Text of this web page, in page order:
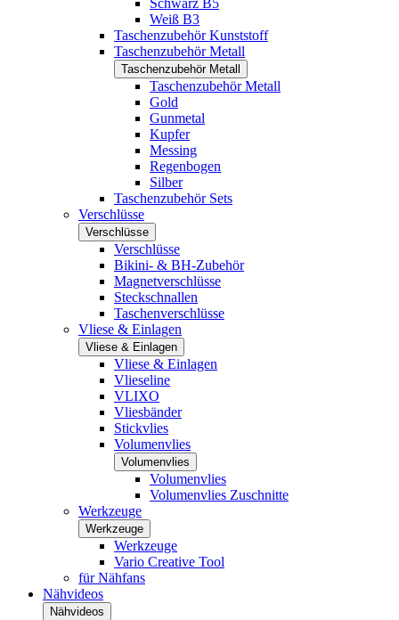
Schwarz B5
Weiß B3
Taschenzubehör Kunststoff
Taschenzubehör Metall
Taschenzubehör Metall
Taschenzubehör Metall
Gold
Gunmetal
Kupfer
Messing
Regenbogen
Silber
Taschenzubehör Sets
Verschlüsse
Verschlüsse
Verschlüsse
Bikini- & BH-Zubehör
Magnetverschlüsse
Steckschnallen
Taschenverschlüsse
Vliese & Einlagen
Vliese & Einlagen
Vliese & Einlagen
Vlieseline
VLIXO
Vliesbänder
Stickvlies
Volumenvlies
Volumenvlies
Volumenvlies
Volumenvlies Zuschnitte
Werkzeuge
Werkzeuge
Werkzeuge
Vario Creative Tool
für Nähfans
Nähvideos
Nähvideos